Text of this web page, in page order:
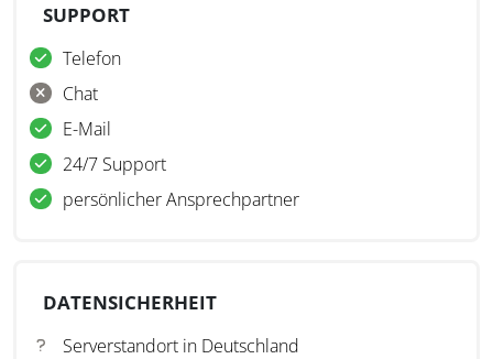
SUPPORT
Telefon
Chat
E-Mail
24/7 Support
persönlicher Ansprechpartner
DATENSICHERHEIT
Serverstandort in Deutschland